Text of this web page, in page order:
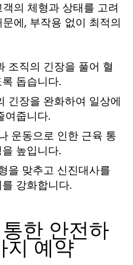
의 체형과 상태를 고려
에, 부작용 없이 최적의
조직의 긴장을 풀어 혈
돕습니다.
긴장을 완화하여 일상에
여줍니다.
운동으로 인한 근육 통
높입니다.
을 맞추고 신진대사를
강화합니다.
한 안전하
지 예약